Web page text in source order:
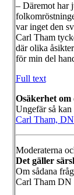
– Däremot har
var inget den
Carl Tham
där olika
för min del
Full text
Osäkerhet
Ungefär så
Carl Tham,
Moderaterna
Det gäller
Om sådana
Carl Tham DN